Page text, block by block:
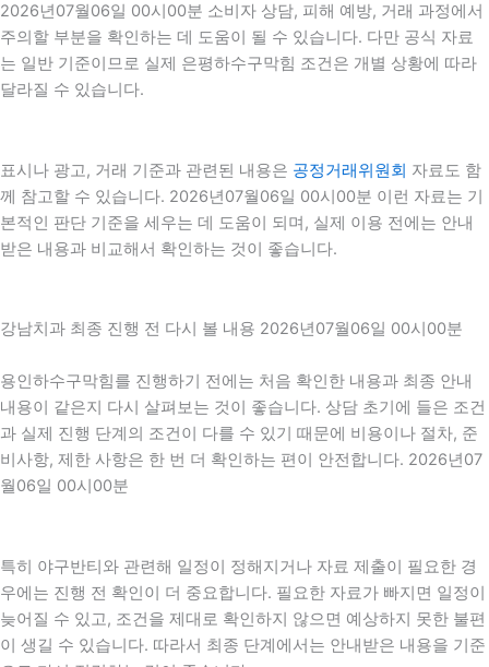
2026년07월06일 00시00분 소비자 상담, 피해 예방, 거래 과정에서
주의할 부분을 확인하는 데 도움이 될 수 있습니다. 다만 공식 자료
는 일반 기준이므로 실제 은평하수구막힘 조건은 개별 상황에 따라
달라질 수 있습니다.
표시나 광고, 거래 기준과 관련된 내용은 공정거래위원회 자료도 함
께 참고할 수 있습니다. 2026년07월06일 00시00분 이런 자료는 기
본적인 판단 기준을 세우는 데 도움이 되며, 실제 이용 전에는 안내
받은 내용과 비교해서 확인하는 것이 좋습니다.
강남치과 최종 진행 전 다시 볼 내용 2026년07월06일 00시00분
용인하수구막힘를 진행하기 전에는 처음 확인한 내용과 최종 안내
내용이 같은지 다시 살펴보는 것이 좋습니다. 상담 초기에 들은 조건
과 실제 진행 단계의 조건이 다를 수 있기 때문에 비용이나 절차, 준
비사항, 제한 사항은 한 번 더 확인하는 편이 안전합니다. 2026년07
월06일 00시00분
특히 야구반티와 관련해 일정이 정해지거나 자료 제출이 필요한 경
우에는 진행 전 확인이 더 중요합니다. 필요한 자료가 빠지면 일정이
늦어질 수 있고, 조건을 제대로 확인하지 않으면 예상하지 못한 불편
이 생길 수 있습니다. 따라서 최종 단계에서는 안내받은 내용을 기준